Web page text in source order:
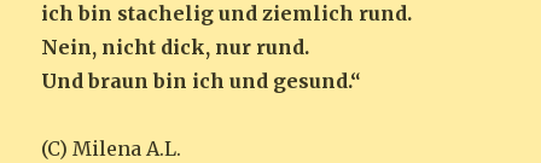
ich bin stachelig und ziemlich rund.
Nein, nicht dick, nur rund.
Und braun bin ich und gesund.“
(C) Milena A.L.